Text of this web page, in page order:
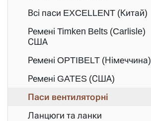
Всі паси EXCELLENT (Китай)
Ремені Timken Belts (Carlisle)
США
Ремені OPTIBELT (Німеччина)
Ремені GATES (США)
Паси вентиляторні
Ланцюги та ланки